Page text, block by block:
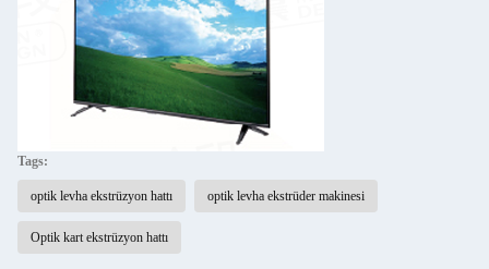
Tags:
optik levha ekstrüzyon hattı optik levha ekstrüder makinesi
Optik kart ekstrüzyon hattı